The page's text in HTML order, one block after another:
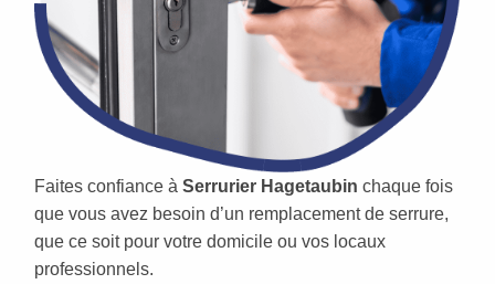
Faites confiance à Serrurier Hagetaubin chaque fois
que vous avez besoin d’un remplacement de serrure,
que ce soit pour votre domicile ou vos locaux
professionnels.